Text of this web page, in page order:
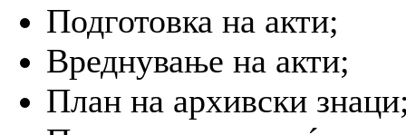
Подготовка на акти;
Вреднување на акти;
План на архивски